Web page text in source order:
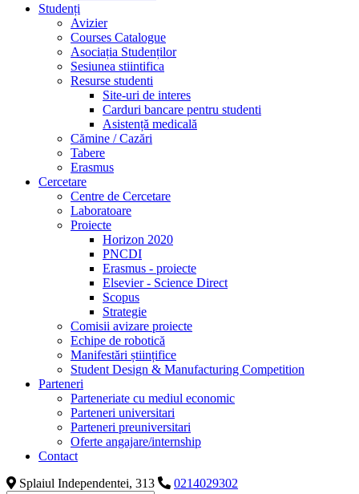
Studenți
Avizier
Courses Catalogue
Asociația Studenților
Sesiunea stiintifica
Resurse studenti
Site-uri de interes
Carduri bancare pentru studenti
Asistență medicală
Cămine / Cazări
Tabere
Erasmus
Cercetare
Centre de Cercetare
Laboratoare
Proiecte
Horizon 2020
PNCDI
Erasmus - proiecte
Elsevier - Science Direct
Scopus
Strategie
Comisii avizare proiecte
Echipe de robotică
Manifestări științifice
Student Design & Manufacturing Competition
Parteneri
Parteneriate cu mediul economic
Parteneri universitari
Parteneri preuniversitari
Oferte angajare/internship
Contact
Splaiul Independentei, 313
0214029302